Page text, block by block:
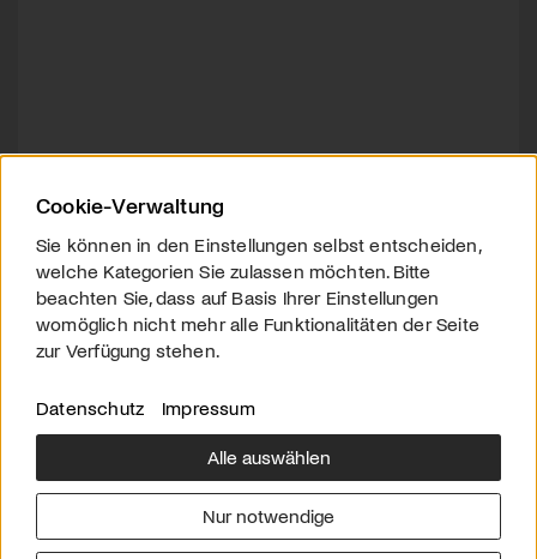
Über uns
Downloads
Werben
Impressum
Cookie-Verwaltung
Sie können in den Einstellungen selbst entscheiden,
welche Kategorien Sie zulassen möchten. Bitte
beachten Sie, dass auf Basis Ihrer Einstellungen
womöglich nicht mehr alle Funktionalitäten der Seite
zur Verfügung stehen.
Datenschutz Impressum
Alle auswählen
Nur notwendige